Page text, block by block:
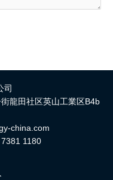
司
龍田社区英山工業区B4b
china.com
1180